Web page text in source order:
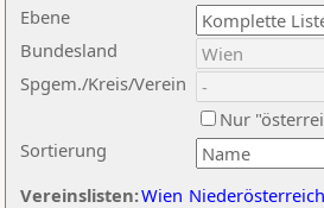
Ebene
Sortierung
Bundesland
Spgem./Kreis/Verein
Nur
Vereinslisten:Wien Niederösterreich